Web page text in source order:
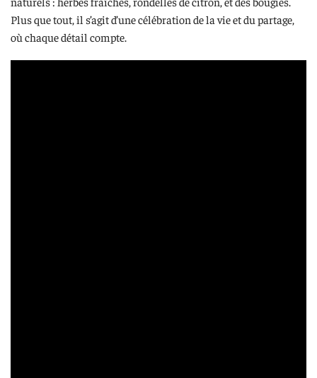
Plus que tout, il s’agit d’une célébration de la vie et du partage,
où chaque détail compte.